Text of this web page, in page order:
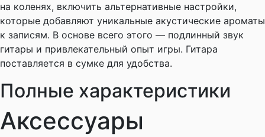
на коленях, включить альтернативные настройки,
которые добавляют уникальные акустические ароматы
к записям. В основе всего этого — подлинный звук
гитары и привлекательный опыт игры. Гитара
поставляется в сумке для удобства.
Полные характеристики
Аксессуары